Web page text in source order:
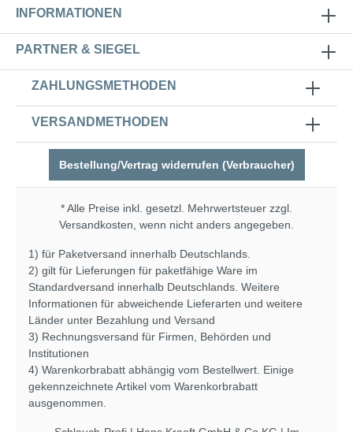
INFORMATIONEN
PARTNER & SIEGEL
ZAHLUNGSMETHODEN
VERSANDMETHODEN
Bestellung/Vertrag widerrufen (Verbraucher)
* Alle Preise inkl. gesetzl. Mehrwertsteuer zzgl.
Versandkosten , wenn nicht anders angegeben.
1) für Paketversand innerhalb Deutschlands.
2) gilt für Lieferungen für paketfähige Ware im
Standardversand innerhalb Deutschlands. Weitere
Informationen für abweichende Lieferarten und weitere
Länder unter Bezahlung und Versand
3) Rechnungsversand für Firmen, Behörden und
Institutionen
4) Warenkorbrabatt abhängig vom Bestellwert. Einige
gekennzeichnete Artikel vom Warenkorbrabatt
ausgenommen.